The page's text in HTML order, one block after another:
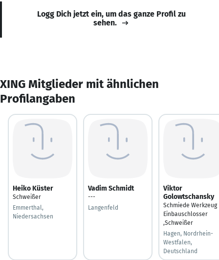
Logg Dich jetzt ein, um das ganze Profil zu
sehen.
XING Mitglieder mit ähnlichen
Profilangaben
Heiko Küster
Schweißer
Emmerthal,
Niedersachsen
Vadim Schmidt
---
Langenfeld
Viktor
Golowtschansky
Schmiede Werkzeug
Einbauschlosser
,Schweißer
Hagen, Nordrhein-
Westfalen,
Deutschland